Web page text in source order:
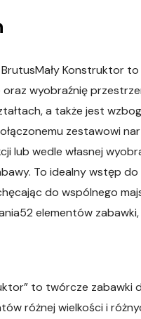
Konstruktor
wyobraźnię
a także jest
zestawowi
lub wedle własnej
To idealny wstęp
do wspólnego
elementów
to twórcze zabawki
różnej wielkości i